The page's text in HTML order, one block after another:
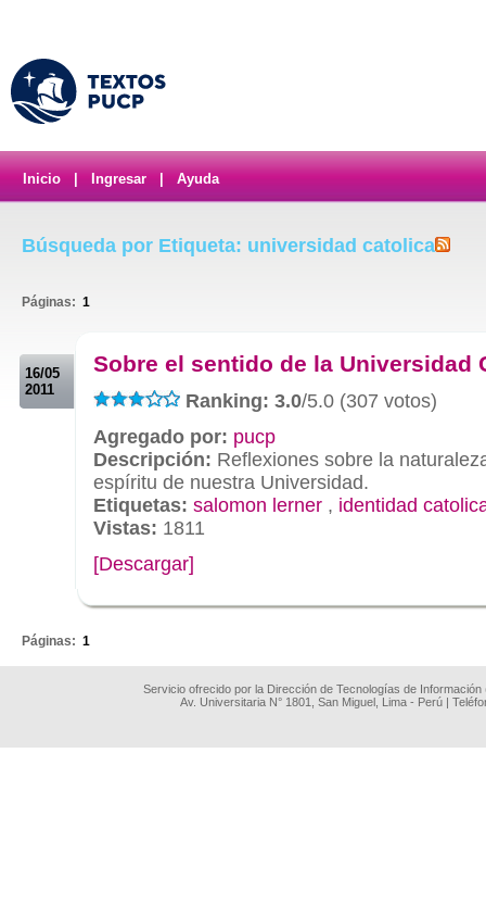
Inicio Ingresar Ayuda
Búsqueda por Etiqueta: universidad catolica
Páginas: 1
16/05
2011
Sobre el sentido de la Universidad
Ranking: 3.0/5.0 (307 votos)
Agregado por: pucp
Descripción: Reflexiones sobre la
espíritu de nuestra Universidad.
Etiquetas: salomon lerner , identidad
Vistas: 1811
[Descargar]
Páginas: 1
Servicio ofrecido por la Dirección de Tecnologías de
Av. Universitaria N° 1801, San Miguel, Lima - Perú |